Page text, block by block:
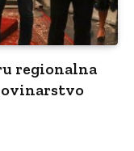
regionalna